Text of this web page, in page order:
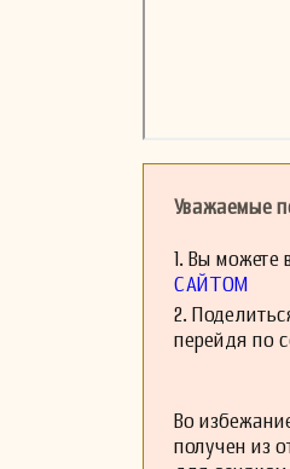
Уважаемые
1. Вы можете
САЙТОМ
2.
перейдя по
Во
получен из